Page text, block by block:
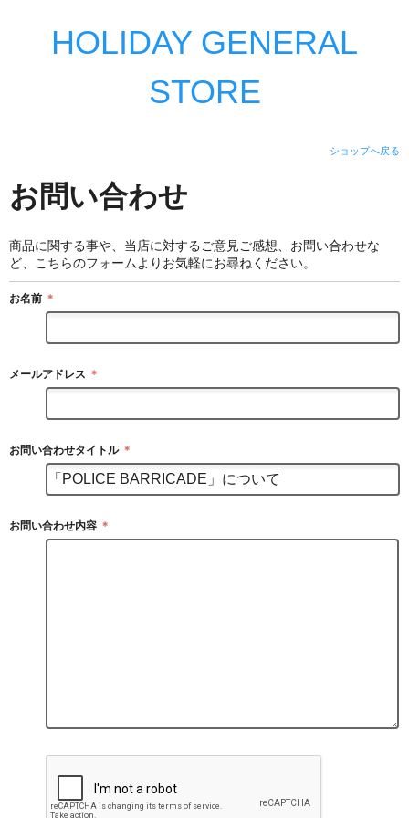
HOLIDAY GENERAL
STORE
ショップへ戻る
お問い合わせ
商品に関する事や、当店に対するご意見ご感想、お問い合わせな
ど、こちらのフォームよりお気軽にお尋ねください。
お名前 ＊
メールアドレス ＊
お問い合わせタイトル ＊
お問い合わせ内容 ＊